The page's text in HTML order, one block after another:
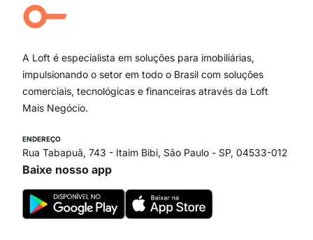
Campo Belo
Ipiranga
Paraíso
Itaim Bibi
A Loft é especialista em soluções para imobiliárias,
impulsionando o setor em todo o Brasil com soluções
comerciais, tecnológicas e financeiras através da Loft
Mais Negócio.
ENDEREÇO
Rua Tabapuã, 743 - Itaim Bibi, São Paulo - SP, 04533-012
Baixe nosso app